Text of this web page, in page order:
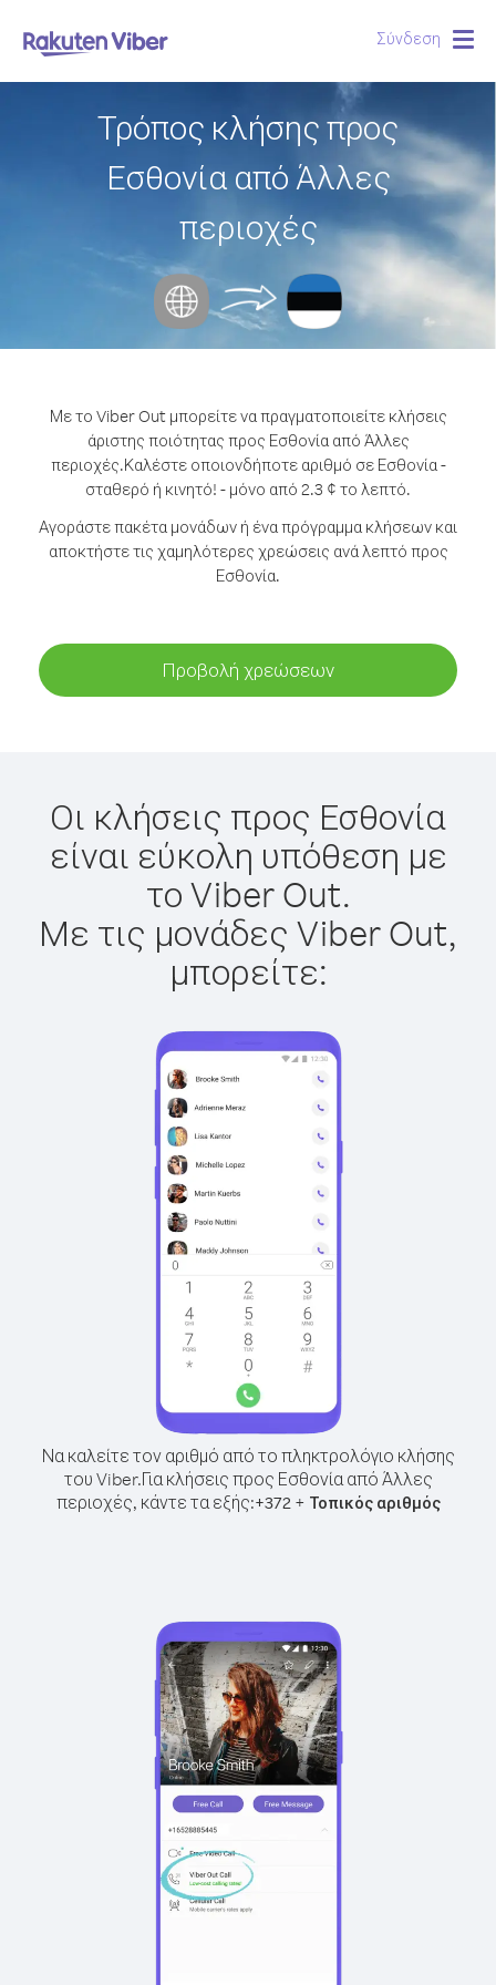
Σύνδεση
Τρόπος κλήσης προς
Εσθονία από Άλλες
περιοχές
Με το Viber Out μπορείτε να πραγματοποιείτε κλήσεις
άριστης ποιότητας προς Εσθονία από Άλλες
περιοχές.Καλέστε οποιονδήποτε αριθμό σε Εσθονία -
σταθερό ή κινητό! - μόνο από 2.3 ¢ το λεπτό.
Αγοράστε πακέτα μονάδων ή ένα πρόγραμμα κλήσεων και
αποκτήστε τις χαμηλότερες χρεώσεις ανά λεπτό προς
Εσθονία.
Προβολή χρεώσεων
Οι κλήσεις προς Εσθονία
είναι εύκολη υπόθεση με
το Viber Out.
Με τις μονάδες Viber Out,
μπορείτε:
Να καλείτε τον αριθμό από το πληκτρολόγιο κλήσης
του Viber.Για κλήσεις προς Εσθονία από Άλλες
περιοχές, κάντε τα εξής:+372+ Τοπικός αριθμός